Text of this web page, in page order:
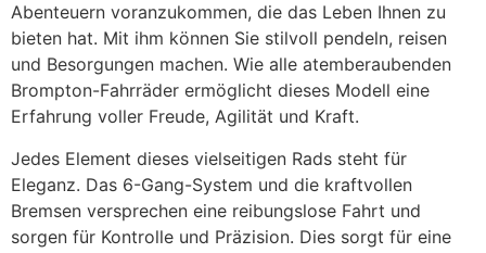
Abenteuern voranzukommen, die das Leben Ihnen zu
bieten hat. Mit ihm können Sie stilvoll pendeln, reisen
und Besorgungen machen. Wie alle atemberaubenden
Brompton-Fahrräder ermöglicht dieses Modell eine
Erfahrung voller Freude, Agilität und Kraft.
Jedes Element dieses vielseitigen Rads steht für
Eleganz. Das 6-Gang-System und die kraftvollen
Bremsen versprechen eine reibungslose Fahrt und
sorgen für Kontrolle und Präzision. Dies sorgt für eine